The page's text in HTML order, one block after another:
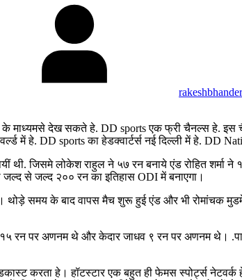
माध्यमसे देख सकते हे. DD sports एक फ्री चैनल्स हे.
में हे. DD sports का हेडक्वार्टर्स नई दिल्ली में हे.
थी. जिसमे लोकेश राहुल ने ५७ रन बनाये एंड रोहित शर्मा
से जल्द २०० रन का इतिहास ODI में बनाएगा।
समय के बाद वापस मैच शुरू हुई एंड और भी रोमांचक
रन पर अणनम थे और केदार जाधव ९ रन पर अणनम थे।
करता हे। हॉटस्टार एक बहुत ही फेमस स्पोर्ट्स